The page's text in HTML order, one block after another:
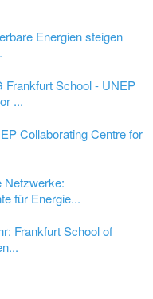
Energien steigen
School - UNEP
...
Collaborating Centre for
Netzwerke:
für Energie...
Frankfurt School of